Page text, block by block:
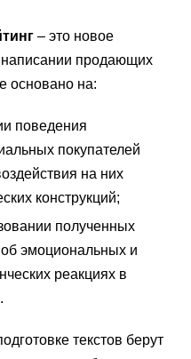
– это новое
продающих
основано на:
поведения
покупателей
на них
конструкций;
полученных
эмоциональных и
реакциях в
текстов берут